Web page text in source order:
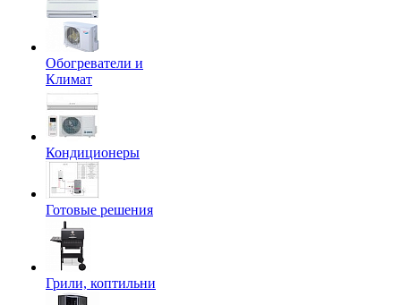
Обогреватели и
Климат
Кондиционеры
Готовые решения
Грили, коптильни